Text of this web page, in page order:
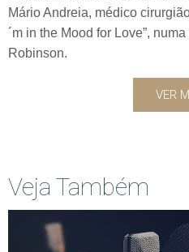
Mário Andreia, médico
´m in the Mood for Love”,
Robinson.
VER
Veja Também